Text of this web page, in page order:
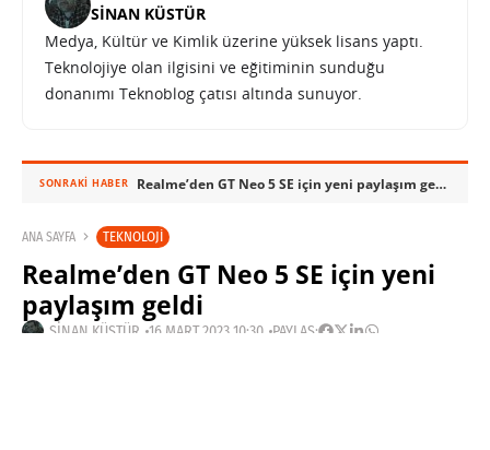
SINAN KÜSTÜR
Medya, Kültür ve Kimlik üzerine yüksek lisans yaptı.
Teknolojiye olan ilgisini ve eğitiminin sunduğu
donanımı Teknoblog çatısı altında sunuyor.
SONRAKI HABER Realme’den GT Neo 5 SE için yeni paylaşım geldi
ANA SAYFA TEKNOLOJI
Realme’den GT Neo 5 SE için yeni
paylaşım geldi
SINAN KÜSTÜR 16 MART 2023 10:30 PAYLAŞ: